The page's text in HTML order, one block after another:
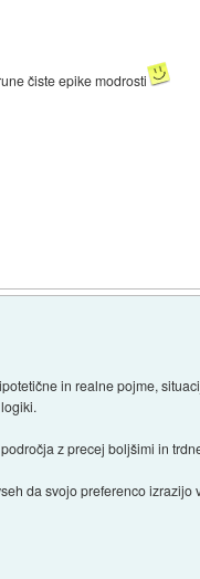
čiste epike modrosti
in realne pojme,
z precej boljšimi in
da svojo preferenco izrazijo